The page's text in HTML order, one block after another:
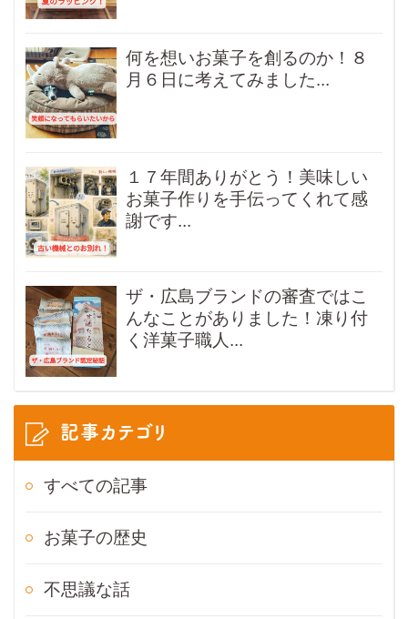
何を想いお菓子を創るのか！８
月６日に考えてみました...
１７年間ありがとう！美味しい
お菓子作りを手伝ってくれて感
謝です...
ザ・広島ブランドの審査ではこ
んなことがありました！凍り付
く洋菓子職人...
記事カテゴリ
すべての記事
お菓子の歴史
不思議な話